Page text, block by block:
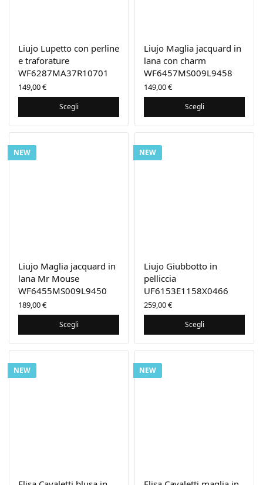
Liujo Lupetto con perline
e traforature
WF6287MA37R10701
149,00€
Scegli
Liujo Maglia jacquard in
lana con charm
WF6457MS009L9458
149,00€
Scegli
NEW
Liujo Maglia jacquard in
lana Mr Mouse
WF6455MS009L9450
189,00€
Scegli
NEW
Liujo Giubbotto in
pelliccia
UF6153E1158X0466
259,00€
Scegli
NEW NEW